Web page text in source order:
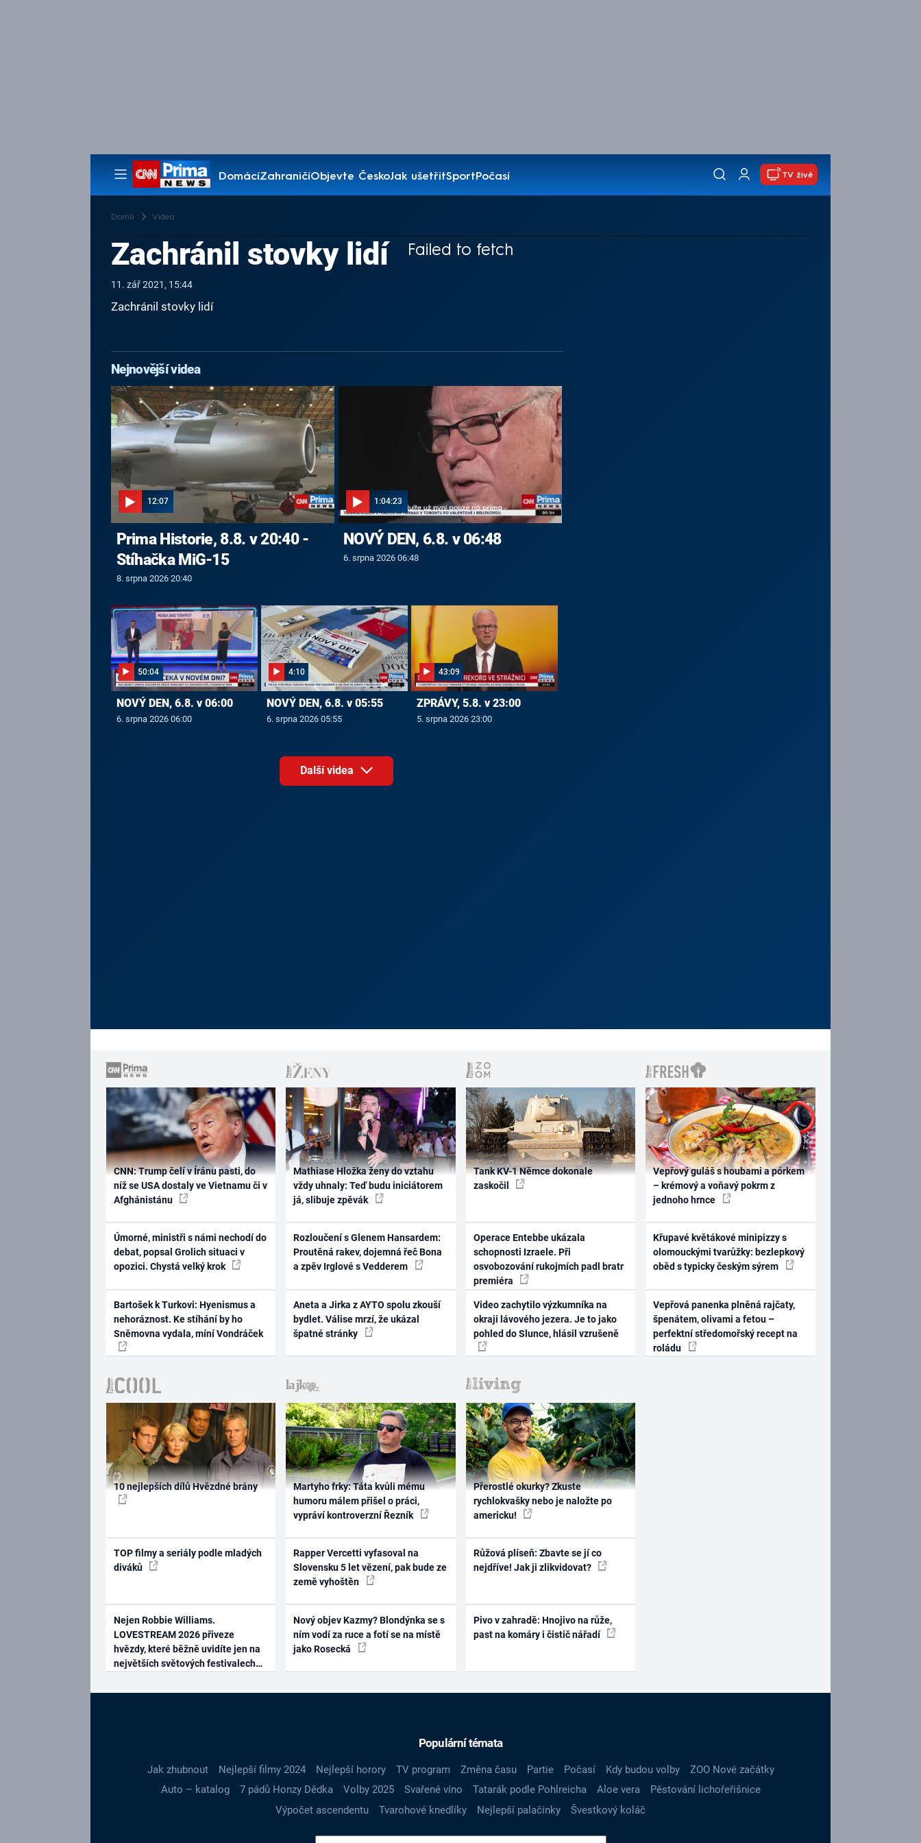
DomácíZahraničíObjevte ČeskoJak ušetřitSportPočasí
Pořady
TV živě
Domů Videa
Failed to fetch
Zachránil stovky lidí
11. zář 2021, 15:44
Zachránil stovky lidí
Nejnovější videa
12:07
Prima Historie, 8.8. v 20:40 -
Stíhačka MiG-15
8. srpna 2026 20:40
1:04:23
NOVÝ DEN, 6.8. v 06:48
6. srpna 2026 06:48
50:04
NOVÝ DEN, 6.8. v 06:00
6. srpna 2026 06:00
4:10
NOVÝ DEN, 6.8. v 05:55
6. srpna 2026 05:55
43:09
ZPRÁVY, 5.8. v 23:00
5. srpna 2026 23:00
Další videa
CNN: Trump čelí v Íránu pasti, do
níž se USA dostaly ve Vietnamu či v
Afghánistánu
Úmorné, ministři s námi nechodí do
debat, popsal Grolich situaci v
opozici. Chystá velký krok
Bartošek k Turkovi: Hyenismus a
nehoráznost. Ke stíhání by ho
Sněmovna vydala, míní Vondráček
Mathiase Hložka ženy do vztahu
vždy uhnaly: Teď budu iniciátorem
já, slibuje zpěvák
Rozloučení s Glenem Hansardem:
Proutěná rakev, dojemná řeč Bona
a zpěv Irglové s Vedderem
Aneta a Jirka z AYTO spolu zkouší
bydlet. Válise mrzí, že ukázal
špatné stránky
Tank KV-1 Němce dokonale
zaskočil
Operace Entebbe ukázala
schopnosti Izraele. Při
osvobozování rukojmích padl bratr
premiéra
Video zachytilo výzkumníka na
okraji lávového jezera. Je to jako
pohled do Slunce, hlásil vzrušeně
Vepřový guláš s houbami a pórkem
– krémový a voňavý pokrm z
jednoho hrnce
Křupavé květákové minipizzy s
olomouckými tvarůžky: bezlepkový
oběd s typicky českým sýrem
Vepřová panenka plněná rajčaty,
špenátem, olivami a fetou –
perfektní středomořský recept na
roládu
10 nejlepších dílů Hvězdné brány
TOP filmy a seriály podle mladých
diváků
Nejen Robbie Williams.
LOVESTREAM 2026 přiveze
hvězdy, které běžně uvidíte jen na
největších světových festivalech
Martyho frky: Táta kvůli mému
humoru málem přišel o práci,
vypráví kontroverzní Řezník
Rapper Vercetti vyfasoval na
Slovensku 5 let vězení, pak bude ze
země vyhoštěn
Nový objev Kazmy? Blondýnka se s
ním vodí za ruce a fotí se na místě
jako Rosecká
Přerostlé okurky? Zkuste
rychlokvašky nebo je naložte po
americku!
Růžová plíseň: Zbavte se jí co
nejdříve! Jak ji zlikvidovat?
Pivo v zahradě: Hnojivo na růže,
past na komáry i čistič nářadí
Populární témata
Jak zhubnout Nejlepší filmy 2024 Nejlepší horory TV program Změna času Partie Počasí Kdy budou volby
ZOO Nové začátky
Auto – katalog
7 pádů Honzy Dědka Volby 2025 Svařené víno Tatarák podle Pohlreicha Aloe vera
Pěstování lichořeřišnice
Výpočet ascendentu
Tvarohové knedlíky Nejlepší palačinky Švestkový koláč